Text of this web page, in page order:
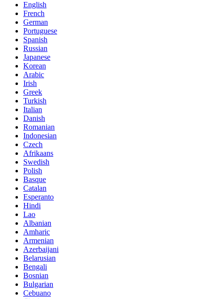
English
French
German
Portuguese
Spanish
Russian
Japanese
Korean
Arabic
Irish
Greek
Turkish
Italian
Danish
Romanian
Indonesian
Czech
Afrikaans
Swedish
Polish
Basque
Catalan
Esperanto
Hindi
Lao
Albanian
Amharic
Armenian
Azerbaijani
Belarusian
Bengali
Bosnian
Bulgarian
Cebuano